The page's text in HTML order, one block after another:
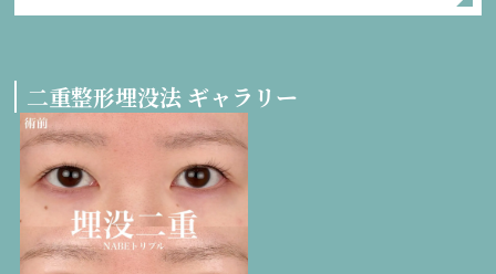
二重整形埋没法 ギャラリー